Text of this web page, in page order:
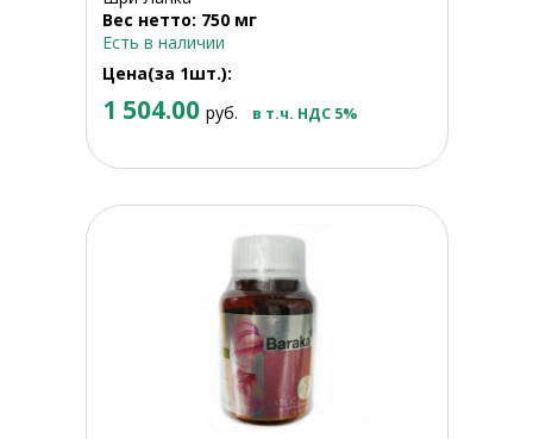
Вес нетто: 750 мг
Есть в наличии
Цена(за 1шт.):
1 504.00 руб. в т.ч. НДС 5%